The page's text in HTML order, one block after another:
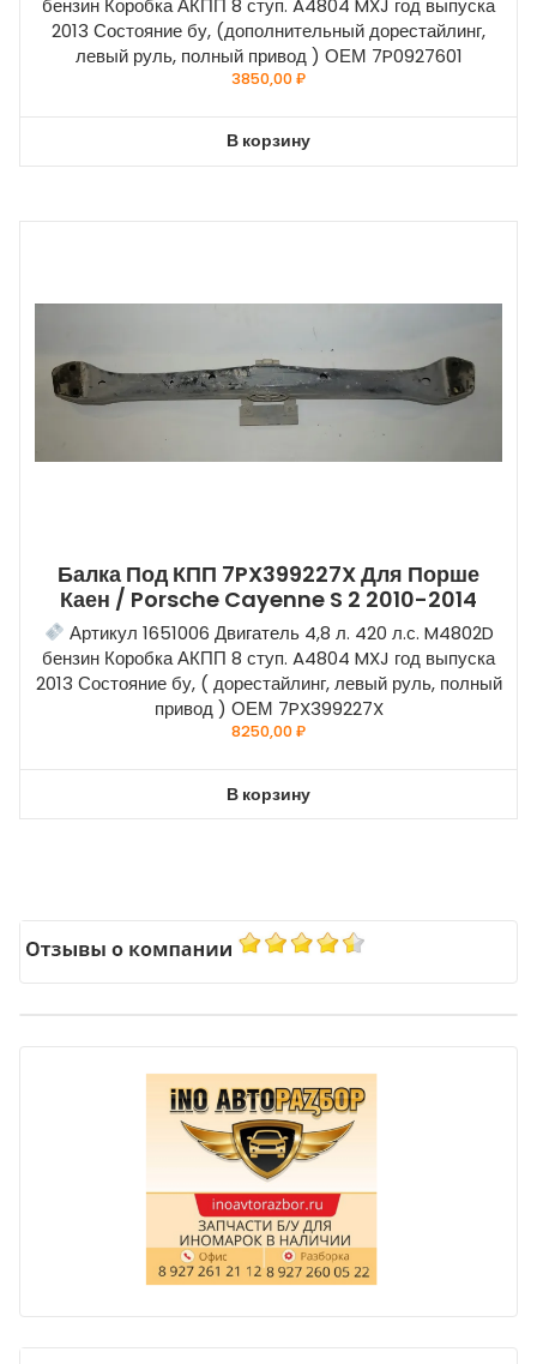
2013 Состояние бу, (дополнительный дорестайлинг,
левый руль, полный привод ) ОЕМ 7P0927601
3850,00₽
В корзину
Балка Под КПП 7PX399227X Для Порше
Каен / Porsche Cayenne S 2 2010-2014
Артикул 1651006 Двигатель 4,8 л. 420 л.с. M4802D
бензин Коробка АКПП 8 ступ. A4804 MXJ год выпуска
2013 Состояние бу, ( дорестайлинг, левый руль, полный
привод ) ОЕМ 7PX399227X
8250,00₽
В корзину